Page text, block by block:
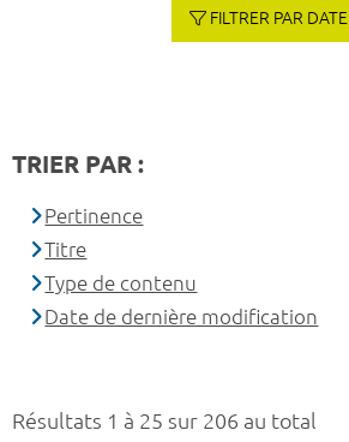
Résultats 1 à 25 sur 206 au total
FILTRER PAR DATE
TRIER PAR :
Pertinence
Titre
Type de contenu
Date de dernière modification